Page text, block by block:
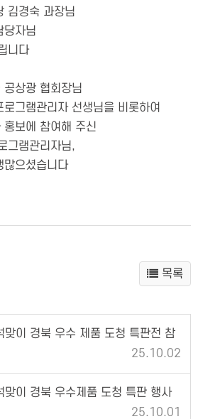
김경숙 과장님
당자님
니다
상광 협회장님
그램관리자 선생님을 비롯하여
보에 참여해 주신
그램관리자님,
많으셨습니다
목록
이 경북 우수 제품 도청 특판전 참
25.10.02
이 경북 우수제품 도청 특판 행사
25.10.01